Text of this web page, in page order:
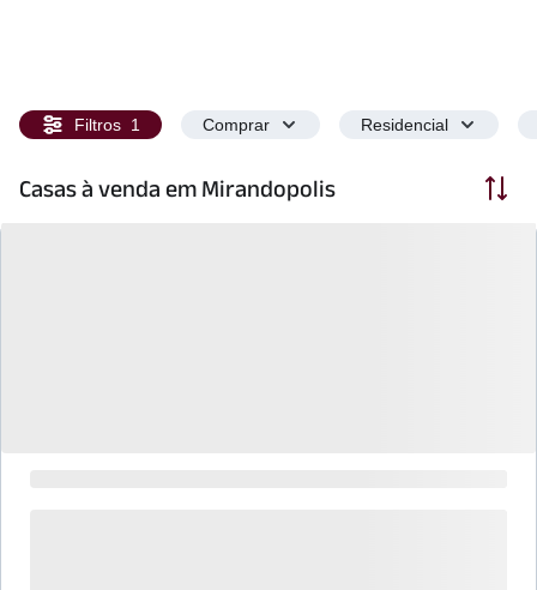
Filtros 1 Comprar Residencial
Casas à venda em Mirandopolis Ordenar